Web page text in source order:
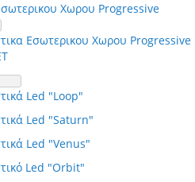
Χωρου Progressive
Εσωτερικου Χωρου Progressive
Led "Loop"
Led "Saturn"
Led "Venus"
Led "Orbit"